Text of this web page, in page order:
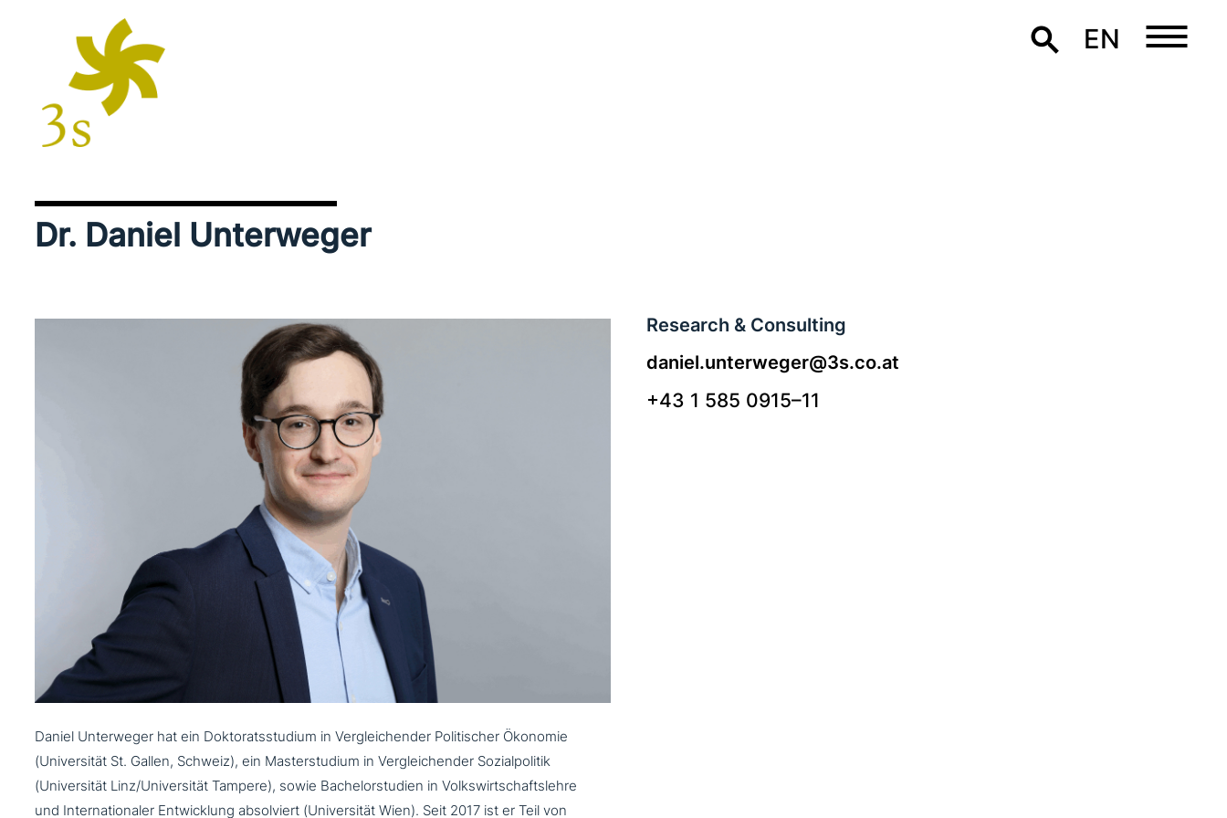
EN
Dr. Daniel Unterweger
Research & Consulting
daniel.unterweger@3s.co.at
+43 1 585 0915–11
Daniel Unterweger hat ein Doktoratsstudium in Vergleichender Politischer Ökonomie
(Universität St. Gallen, Schweiz), ein Masterstudium in Vergleichender Sozialpolitik
(Universität Linz/Universität Tampere), sowie Bachelorstudien in Volkswirtschaftslehre
und Internationaler Entwicklung absol­viert (Universität Wien). Seit 2017 ist er Teil von